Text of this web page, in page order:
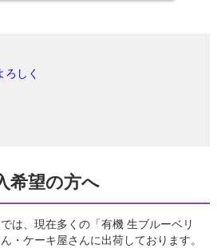
ろしく
希望の方へ
は、現在多くの「有機 生ブルーベリ
・ケーキ屋さんに出荷しております。